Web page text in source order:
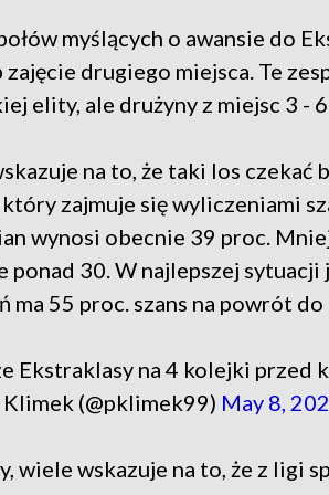
myślących o awansie do
drugiego miejsca. Te
elity, ale drużyny z miejsc 3 -
na to, że taki los czekać
zajmuje się wyliczeniami
wynosi obecnie 39 proc.
ponad 30. W najlepszej
ma 55 proc. szans na powrót do
Ekstraklasy na 4 kolejki przed
(@pklimek99) May 8,
wiele wskazuje na to, że z ligi